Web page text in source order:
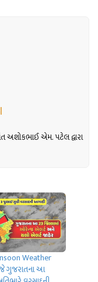
અશોકભાઈ એમ. પટેલ દ્વારા
Weather
ગુજરાતના આ